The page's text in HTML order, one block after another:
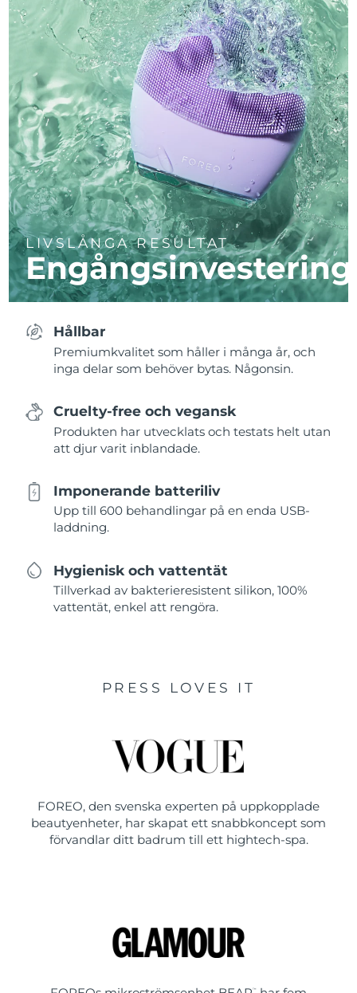
LIVSLÅNGA RESULTAT
Engångsinvestering
Hållbar
Premiumkvalitet som håller i många år, och
inga delar som behöver bytas. Någonsin.
Cruelty-free och vegansk
Produkten har utvecklats och testats helt utan
att djur varit inblandade.
Imponerande batteriliv
Upp till 600 behandlingar på en enda USB-
laddning.
Hygienisk och vattentät
Tillverkad av bakterieresistent silikon, 100%
vattentät, enkel att rengöra.
PRESS LOVES IT
FOREO, den svenska experten på uppkopplade
beautyenheter, har skapat ett snabbkoncept som
förvandlar ditt badrum till ett hightech-spa.
™